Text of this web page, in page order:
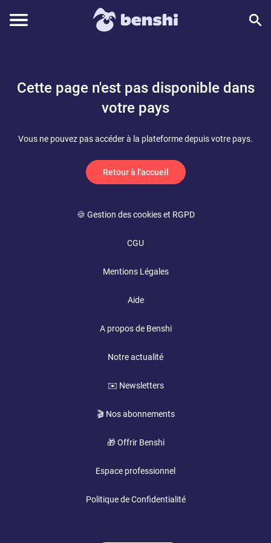
Cette page n'est pas disponible dans
votre pays
Vous ne pouvez pas accéder à la plateforme depuis votre pays.
Retour à l'accueil
🍪 Gestion des cookies et RGPD
CGU
Mentions Légales
Aide
A propos de Benshi
Notre actualité
✉️ Newsletters
🎬 Nos abonnements
🎁 Offrir Benshi
Espace professionnel
Politique de Confidentialité